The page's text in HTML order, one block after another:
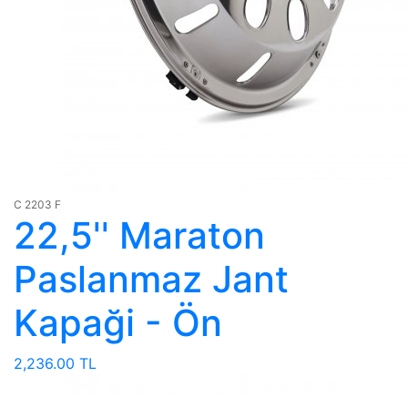
C 2203 F
22,5'' Maraton
Paslanmaz Jant
Kapaği - Ön
2,236.00 TL